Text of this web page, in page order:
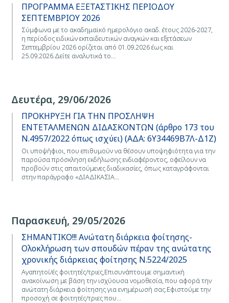
ΠΡΟΓΡΑΜΜΑ ΕΞΕΤΑΣΤΙΚΗΣ ΠΕΡΙΟΔΟΥ
ΣΕΠΤΕΜΒΡΙΟΥ 2026
Σύμφωνα με το ακαδημαϊκό ημερολόγιο ακαδ. έτους 2026-2027,
η περίοδος ειδικών εκπαιδευτικών αναγκών και εξετάσεων
Σεπτεμβρίου 2026 ορίζεται από 01.09.2026 έως και
25.09.2026.Δείτε αναλυτικά το…
Δευτέρα, 29/06/2026
ΠΡΟΚΗΡΥΞΗ ΓΙΑ ΤΗΝ ΠΡΟΣΛΗΨΗ
ΕΝΤΕΤΑΛΜΕΝΩΝ ΔΙΔΑΣΚΟΝΤΩΝ (άρθρο 173 του
Ν.4957/2022 όπως ισχύει) (ΑΔΑ: 6Υ34469Β7Λ-Δ1Ζ)
Οι υποψήφιοι, που επιθυμούν να θέσουν υποψηφιότητα για την
παρούσα πρόσκληση εκδήλωσης ενδιαφέροντος, οφείλουν να
προβούν στις απαιτούμενες διαδικασίες, όπως καταγράφονται
στην παράγραφο «ΔΙΑΔΙΚΑΣΙΑ…
Παρασκευή, 29/05/2026
ΣΗΜΑΝΤΙΚΟ!!! Ανώτατη διάρκεια φοίτησης-
Ολοκλήρωση των σπουδών πέραν της ανώτατης
χρονικής διάρκειας φοίτησης Ν.5224/2025
Αγαπητοί/ές φοιτητές/τριες,Επισυνάπτουμε σημαντική
ανακοίνωση με βάση την ισχύουσα νομοθεσία, που αφορά την
ανώτατη διάρκεια φοίτησης για ενημέρωσή σας.Εφιστούμε την
προσοχή σε φοιτητές/τριες που…